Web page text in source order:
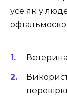
усе як у